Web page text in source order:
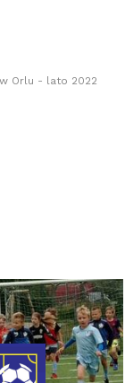
Orlu - lato 2022